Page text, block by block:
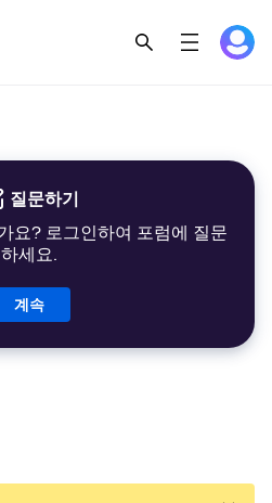
질문하기
요? 로그인하여 포럼에 질문
하세요.
계속